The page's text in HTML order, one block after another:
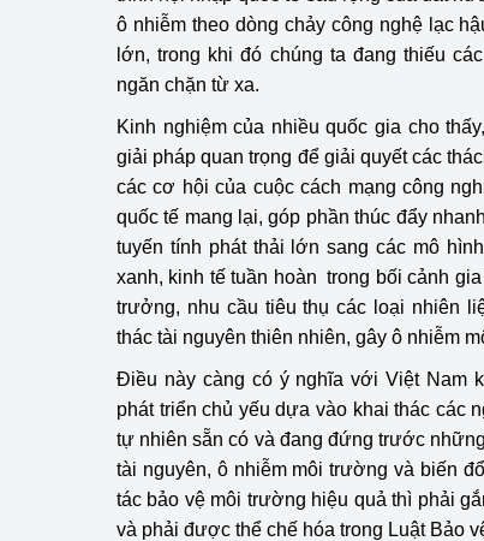
Phát triển
Văn hóa
Tái cơ cấu
Quản lý thị
Sử dụng
hiệu quả
Khoa học,
tạo
Thông báo
Bảo vệ môi
ô nhiễm theo dòng chảy công nghệ lạc
lớn, trong khi đó chúng ta đang thiếu
ngăn chặn từ xa.
Kinh nghiệm của nhiều quốc gia cho
giải pháp quan trọng để giải quyết các
các cơ hội của cuộc cách mạng công
quốc tế mang lại, góp phần thúc đẩy
tuyến tính phát thải lớn sang các mô
xanh, kinh tế tuần hoàn trong bối cảnh
trưởng, nhu cầu tiêu thụ các loại nhiên
thác tài nguyên thiên nhiên, gây ô nhiễm
Điều này càng có ý nghĩa với Việt Nam
phát triển chủ yếu dựa vào khai thác các
tự nhiên sẵn có và đang đứng trước
tài nguyên, ô nhiễm môi trường và biến
tác bảo vệ môi trường hiệu quả thì phải
và phải được thể chế hóa trong Luật Bảo